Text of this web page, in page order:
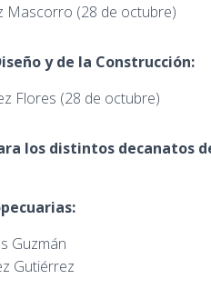
Mascorro (28 de octubre)
y de la Construcción:
Flores (28 de octubre)
los distintos decanatos
Guzmán
Gutiérrez